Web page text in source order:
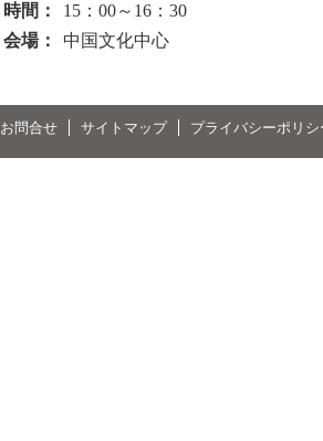
時間：
15：00～16：30
会場：
中国文化中心
お問合せ サイトマップ プライバシーポリシ